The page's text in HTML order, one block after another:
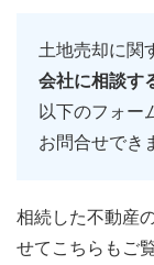
土地売却に関
会社に相談す
以下のフォー
お問合せでき
相続した不動産
せてこちらもご